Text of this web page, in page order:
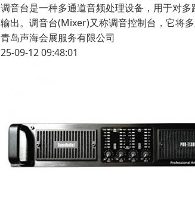
调音台是一种多通道音频处理设备，用于对
输出。调音台(Mixer)又称调音控制台，它将
青岛声海会展服务有限公司
25-09-12 09:48:01